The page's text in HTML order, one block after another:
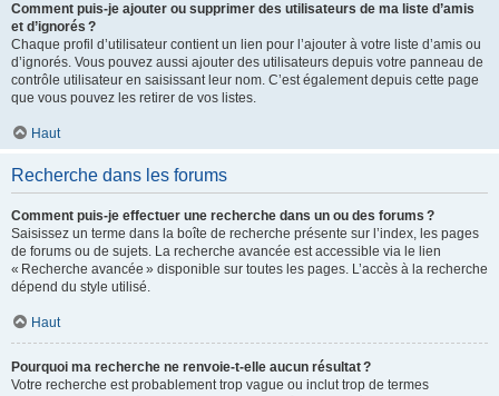
Comment puis-je ajouter ou supprimer des utilisateurs de ma liste d’amis
et d’ignorés ?
Chaque profil d’utilisateur contient un lien pour l’ajouter à votre liste d’amis ou
d’ignorés. Vous pouvez aussi ajouter des utilisateurs depuis votre panneau de
contrôle utilisateur en saisissant leur nom. C’est également depuis cette page
que vous pouvez les retirer de vos listes.
Haut
Recherche dans les forums
Comment puis-je effectuer une recherche dans un ou des forums ?
Saisissez un terme dans la boîte de recherche présente sur l’index, les pages
de forums ou de sujets. La recherche avancée est accessible via le lien
« Recherche avancée » disponible sur toutes les pages. L’accès à la recherche
dépend du style utilisé.
Haut
Pourquoi ma recherche ne renvoie-t-elle aucun résultat ?
Votre recherche est probablement trop vague ou inclut trop de termes